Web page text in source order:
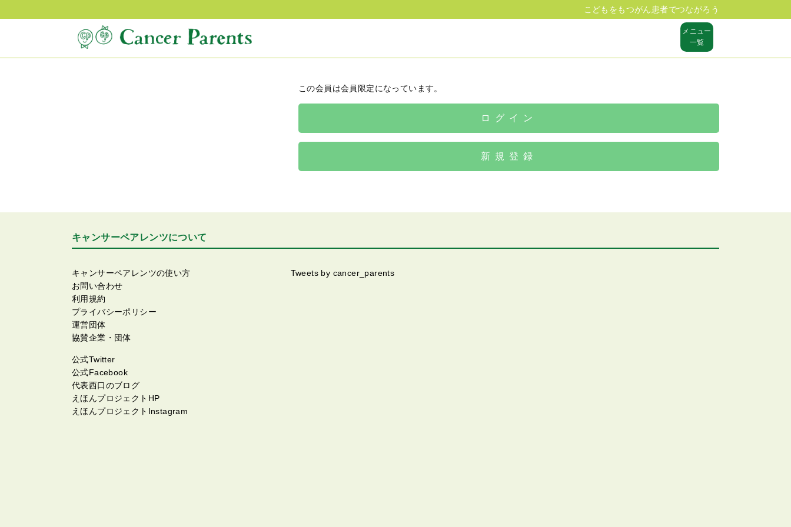
こどもをもつがん患者でつながろう
メニュー
一覧
この会員は会員限定になっています。
ログイン
新規登録
キャンサーペアレンツについて
キャンサーペアレンツの使い方
お問い合わせ
利用規約
プライバシーポリシー
運営団体
協賛企業・団体
公式Twitter
公式Facebook
代表西口のブログ
えほんプロジェクトHP
えほんプロジェクトInstagram
Tweets by cancer_parents